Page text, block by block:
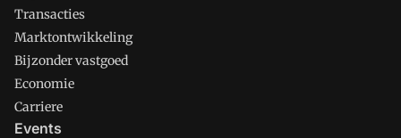
Transacties
Marktontwikkeling
Bijzonder vastgoed
Economie
Carriere
Events